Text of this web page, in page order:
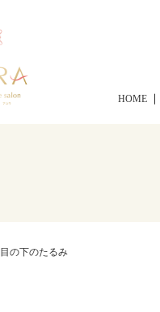
HOME
目の下のたるみ